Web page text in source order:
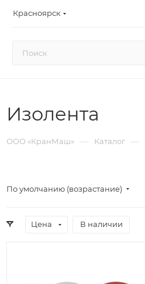
Красноярск
Изолента
ООО «КранМаш» — Каталог —
По умолчанию (возрастание)
Цена В наличии